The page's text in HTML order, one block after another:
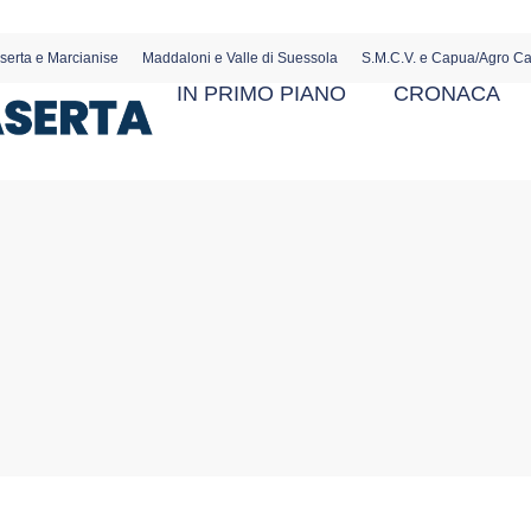
e Marcianise Maddaloni e Valle di Suessola S.M.C.V. e Capua/Agro
IN PRIMO PIANO CRONACA